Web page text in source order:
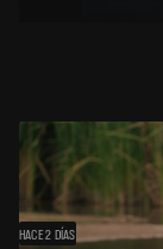
HACE 2 DÍAS